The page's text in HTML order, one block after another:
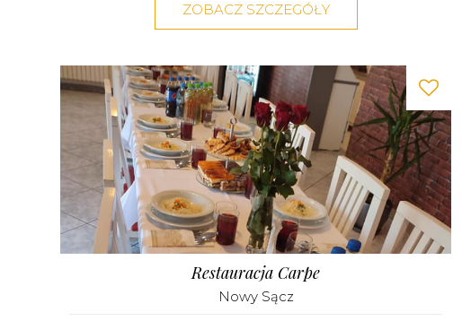
ZOBACZ SZCZEGÓŁY
Restauracja Carpe
Nowy Sącz